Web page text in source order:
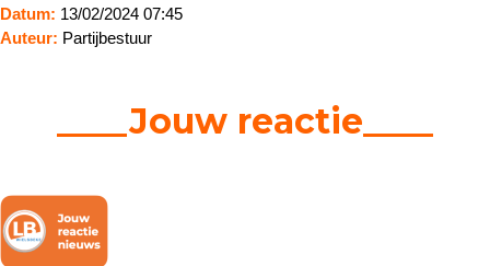
Datum: 13/02/2024 07:45
Auteur: Partijbestuur
____Jouw reactie____